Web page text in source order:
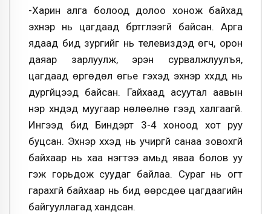
-Харин алга болоод долоо хонож байхад
эхнэр нь цагдаад бүртгүүлээгүй байсан. Арга
ядаад бид зургийг нь телевизүүдэд өгч, орон
даяар зарлуулж, эрэн сурвалжлуулъя,
цагдаад өргөдөл өгье гэхэд эхнэр хүүхдүүд нь
дургүйцээд байсан. Гайхаад асуутал аавын
нэр хүндэд муугаар нөлөөлнө гээд халгаагүй.
Ингээд бид Биндэрт 3-4 хоноод хот руу
буцсан. Эхнэр хүүхэд нь учиргүй санаа зовохгүй
байхаар нь хаа нэгтээ амьд яваа болов уу
гэж горьдож суудаг байлаа. Сураг нь огт
гарахгүй байхаар нь бид өөрсдөө цагдаагийн
байгууллагад хандсан.